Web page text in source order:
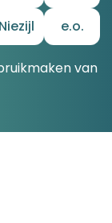
Niezijl e.o.
van